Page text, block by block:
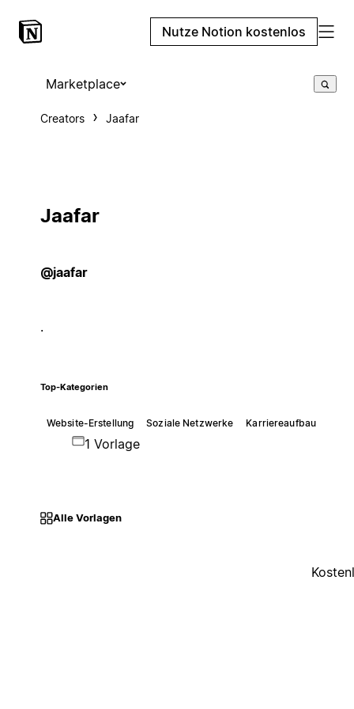
Nutze Notion kostenlos
Marketplace
Creators Jaafar
Jaafar
@jaafar
.
Top-Kategorien
Website-Erstellung Soziale Netzwerke Karriereaufbau
1 Vorlage
Alle Vorlagen